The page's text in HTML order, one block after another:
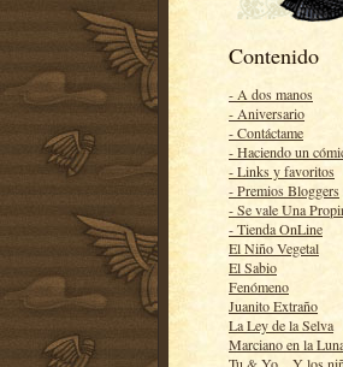
Contenido
- A dos manos
- Aniversario
- Contáctame
- Haciendo un
- Links y favoritos
- Premios Bloggers
- Se vale Una
- Tienda OnLine
El Niño Vegetal
El Sabio
Fenómeno
Juanito Extraño
La Ley de la Selva
Marciano en la